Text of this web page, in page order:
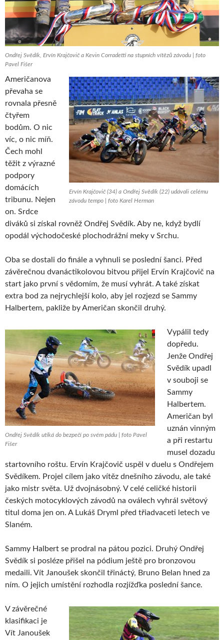
Ondřej Svědík, Ervín Krajčovič a Kevin Corradetti na stupních vítězů závodu | foto
Pavel Fišer
Ervín Krajčovič (34) a Ondřej Svědík (22) udávali celému
závodu tempo | foto Karel Herman
Američanova
převaha se
rovnala přesně
čtyřem
bodům. O nic
víc, o nic míň.
Čech mohl
těžit z výrazné
podpory
domácích
tribunu. Nejen
on. Srdce
diváků si získal rovněž Ondřej Svědík. Aby ne, když bydlí
opodál východočeské plochodrážní meky v Srchu.
Oba se dostali do finále a vyhnuli se poslední šanci. Před
závěrečnou dvanáctikolovou bitvou přijel Ervín Krajčovič na
start jako první s vědomím, že musí vyhrát. A také získat
extra bod za nejrychlejší kolo, aby jel rozjezd se Sammy
Halbertem, pakliže by Američan skončil druhý.
Ondřej Svědík utíká do bezpečí po svém pádu | foto Pavel
Fišer
Vypálil tedy
dopředu.
Jenže Ondřej
Svědík upadl
v souboji se
Sammy
Halbertem.
Američan byl
uznán vinným
a při restartu
musel dozadu
startovního roštu. Ervín Krajčovič uspěl v duelu s Ondřejem
Svědíkem. Projel cílem jako vítěz dnešního závodu, ale také
jako mistr světa. Už dvojnásobný. V celé celičké historii
českých motocyklových závodů na oválech vyhrál světový
titul doma jen on. A Lukáš Dryml před třiadvaceti letech ve
Slaném.
Sammy Halbert se prodral na pátou pozici. Druhý Ondřej
Svědík si posléze přišel na pódium ještě pro bronzovou
medaili. Vít Janoušek skončil třináctý, Bruno Belan hned za
ním. O jejich umístění rozhodla rozjížďka poslední šance.
V závěrečné
klasifikaci je
Vít Janoušek